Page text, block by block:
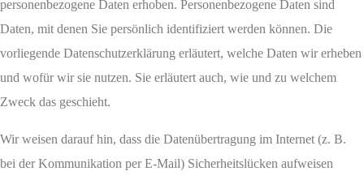
personenbezogene Daten erhoben. Personenbezogene Daten sind
Daten, mit denen Sie persönlich identifiziert werden können. Die
vorliegende Datenschutzerklärung erläutert, welche Daten wir erheben
und wofür wir sie nutzen. Sie erläutert auch, wie und zu welchem
Zweck das geschieht.
Wir weisen darauf hin, dass die Datenübertragung im Internet (z. B.
bei der Kommunikation per E-Mail) Sicherheitslücken aufweisen